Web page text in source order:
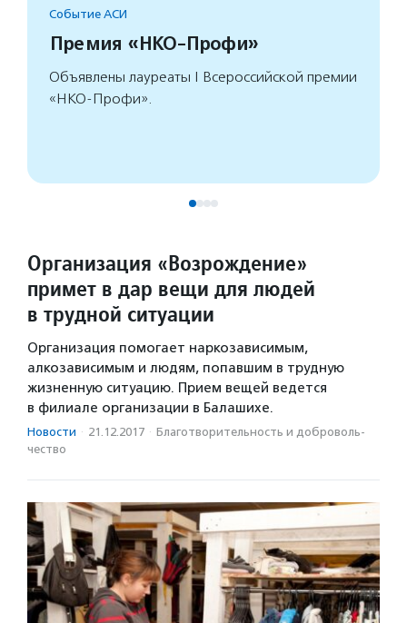
Событие АСИ
Премия «НКО-Профи»
Объявлены лауреаты I Всероссийской премии
«НКО-Профи».
Организация «Возрождение»
примет в дар вещи для людей
в трудной ситуации
Организация помогает наркозависимым,
алкозависимым и людям, попавшим в трудную
жизненную ситуацию. Прием вещей ведется
в филиале организации в Балашихе.
Новости · 21.12.2017 · Благотвори­тель­ность и доброволь­
чест­во